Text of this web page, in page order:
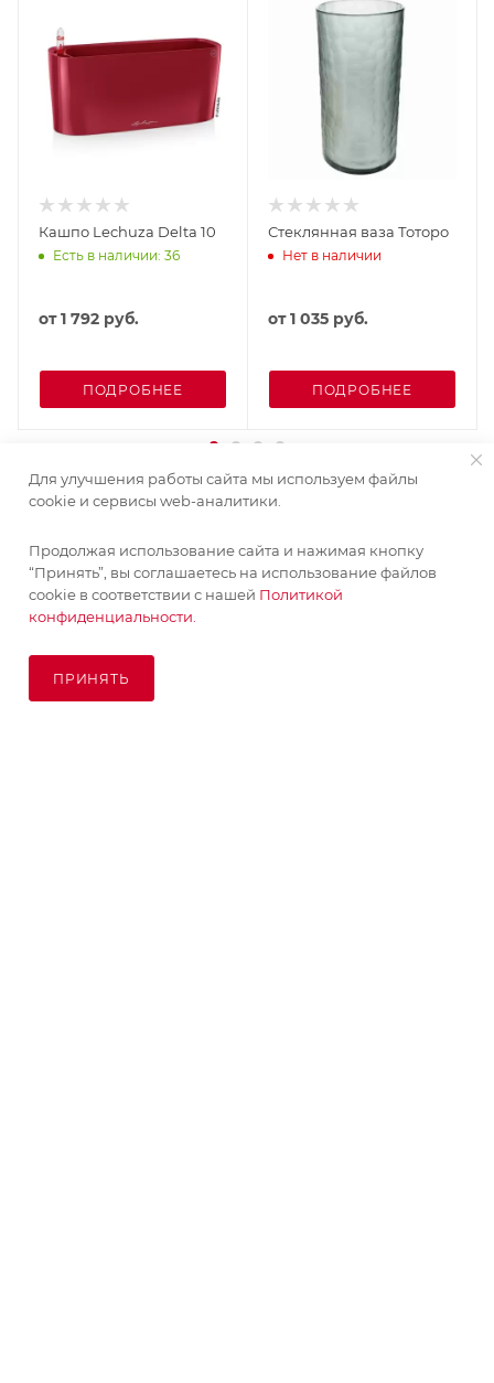
Кашпо Lechuza Delta 10
Есть в наличии: 36
от1 792 руб.
ПОДРОБНЕЕ
Стеклянная ваза Тоторо
Нет в наличии
от1 035 руб.
ПОДРОБНЕЕ
Для улучшения работы сайта мы используем файлы
cookie и сервисы web-аналитики.
Продолжая использование сайта и нажимая кнопку
“Принять”, вы соглашаетесь на использование файлов
cookie в соответствии с нашей Политикой
конфиденциальности.
ПРИНЯТЬ